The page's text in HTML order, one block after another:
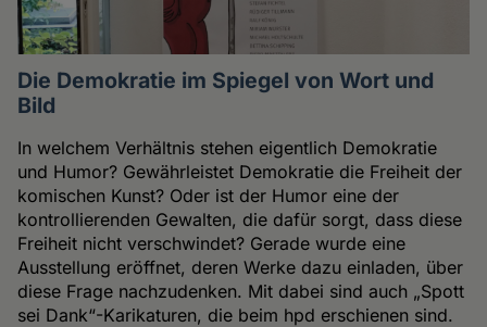
Die Demokratie im Spiegel von Wort und
Bild
In welchem Verhältnis stehen eigentlich Demokratie
und Humor? Gewährleistet Demokratie die Freiheit der
komischen Kunst? Oder ist der Humor eine der
kontrollierenden Gewalten, die dafür sorgt, dass diese
Freiheit nicht verschwindet? Gerade wurde eine
Ausstellung eröffnet, deren Werke dazu einladen, über
diese Frage nachzudenken. Mit dabei sind auch „Spott
sei Dank“-Karikaturen, die beim hpd erschienen sind.